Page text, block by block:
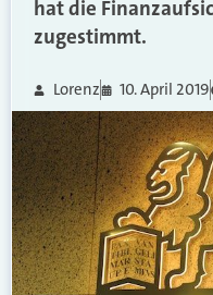
hat die
zugestimmt.
Lorenz 10. April 2019